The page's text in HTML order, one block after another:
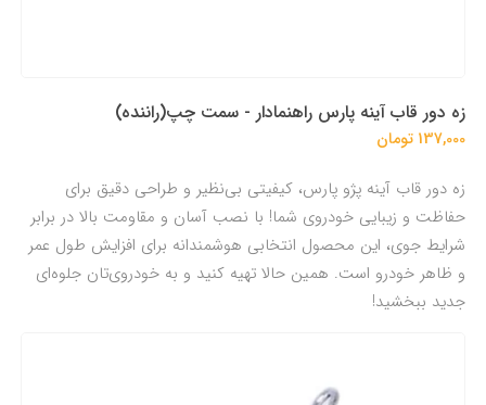
زه دور قاب آینه پارس راهنمادار - سمت چپ(راننده)
137,000 تومان
زه دور قاب آینه پژو پارس، کیفیتی بی‌نظیر و طراحی دقیق برای
حفاظت و زیبایی خودروی شما! با نصب آسان و مقاومت بالا در برابر
شرایط جوی، این محصول انتخابی هوشمندانه برای افزایش طول عمر
و ظاهر خودرو است. همین حالا تهیه کنید و به خودروی‌تان جلوه‌ای
جدید ببخشید!